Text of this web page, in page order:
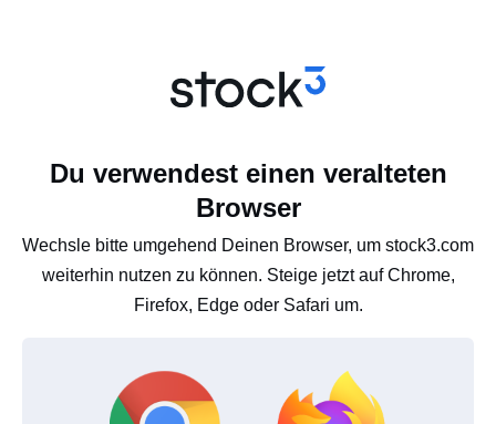
Du verwendest einen veralteten
Browser
Wechsle bitte umgehend Deinen Browser, um stock3.com
weiterhin nutzen zu können. Steige jetzt auf Chrome,
Firefox, Edge oder Safari um.